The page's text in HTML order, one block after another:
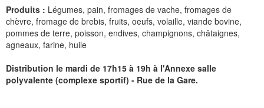
Produits : Légumes, pain, fromages de vache, fromages de
chèvre, fromage de brebis, fruits, oeufs, volaille, viande bovine,
pommes de terre, poisson, endives, champignons, châtaignes,
agneaux, farine, huile
Distribution le mardi de 17h15 à 19h à l'Annexe salle
polyvalente (complexe sportif) - Rue de la Gare.